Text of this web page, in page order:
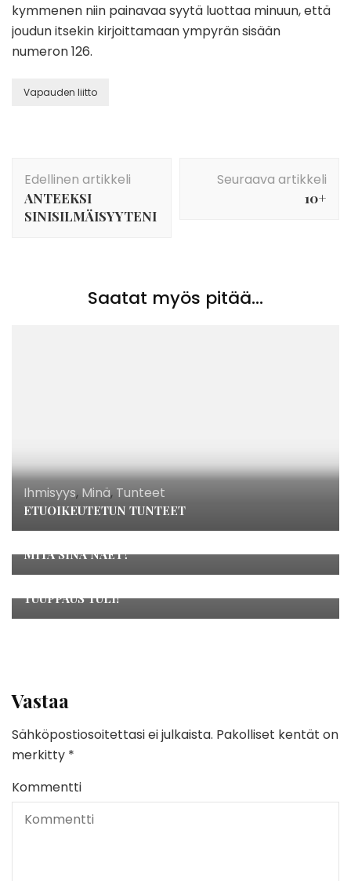
kymmenen niin painavaa syytä luottaa minuun, että
joudun itsekin kirjoittamaan ympyrän sisään
numeron 126.
Vapauden liitto
selaus
Edellinen artikkeli
ANTEEKSI
SINISILMÄISYYTENI
Seuraava artikkeli
10+
Saatat myös pitää...
Ihmisyys, Minä, Tunteet
ETUOIKEUTETUN TUNTEET
Ei luokiteltu,Minä,Pelko
MITÄ SINÄ NÄET?
Vaalit
TUUPPAUS TULI!
Vastaa
Sähköpostiosoitettasi ei julkaista. Pakolliset kentät on
merkitty *
Kommentti